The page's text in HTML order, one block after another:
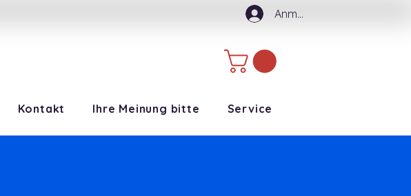
Anmelden
Kontakt Ihre Meinung bitte Service